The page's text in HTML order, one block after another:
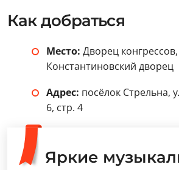
Как добраться
Место: Дворец конгрессов,
Константиновский дворец
Адрес: посёлок Стрельна,
6, стр. 4
Яркие